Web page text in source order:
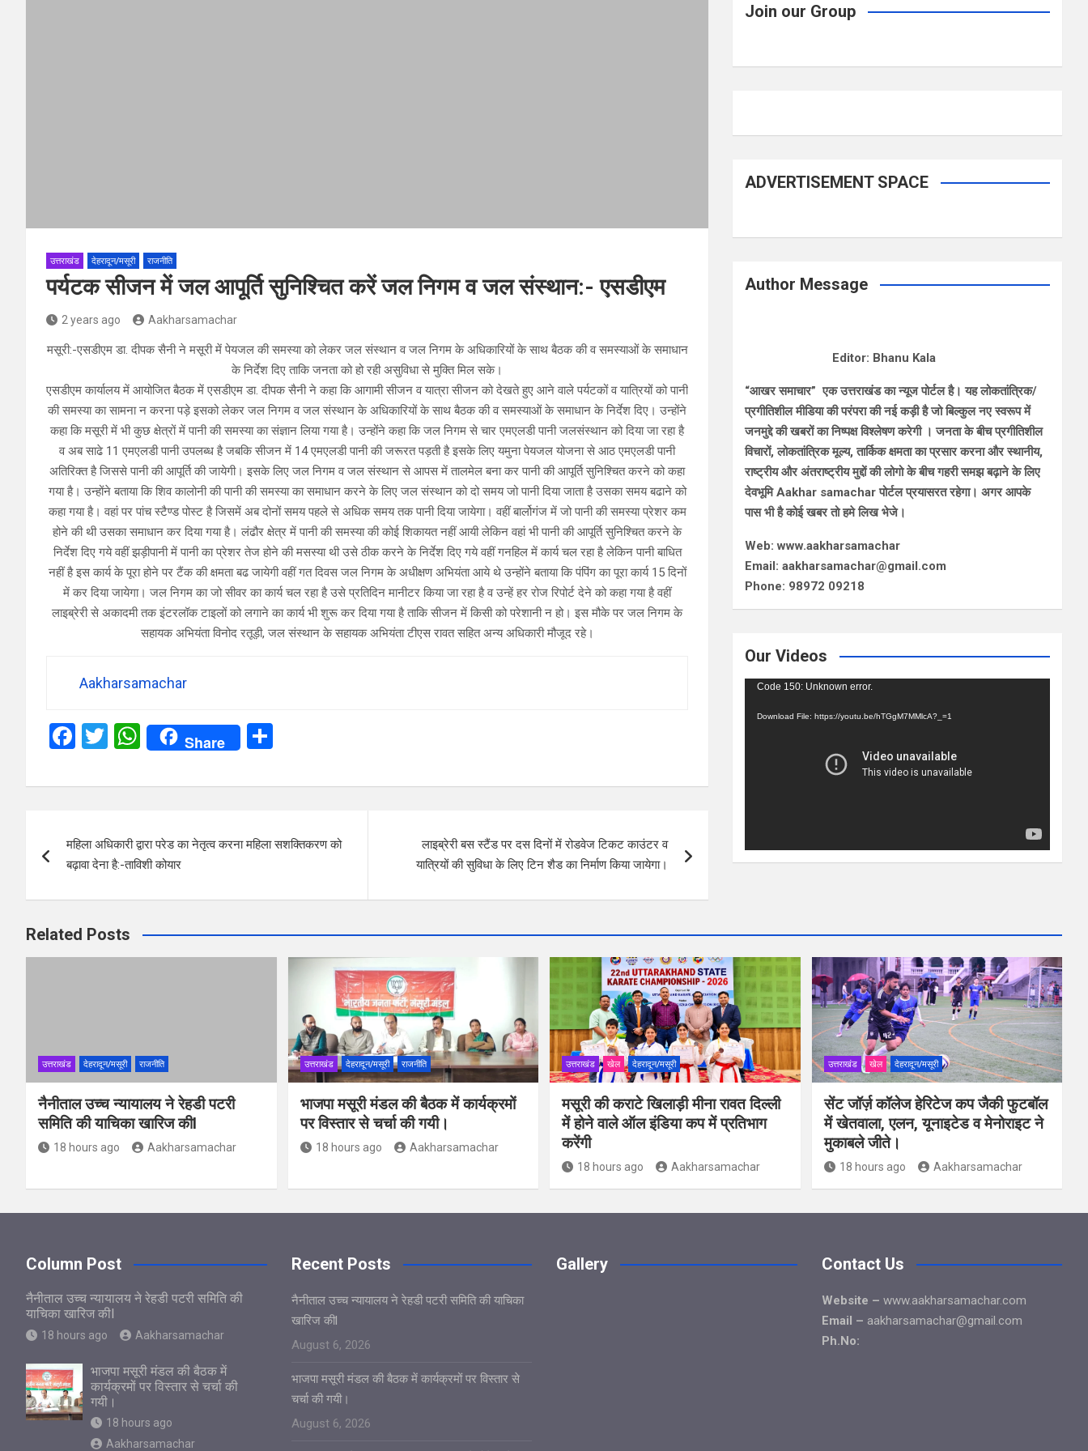
उत्तराखंड देहरादून/मसूरी राजनीति
पर्यटक सीजन में जल आपूर्ति सुनिश्चित करें जल निगम व जल संस्थान:- एसडीएम
2 years ago Aakharsamachar
मसूरी:-एसडीएम डा. दीपक सैनी ने मसूरी में पेयजल की समस्या को लेकर जल संस्थान व जल निगम के अधिकारियों के साथ बैठक की व समस्याओं के समाधान
के निर्देश दिए ताकि जनता को हो रही असुविधा से मुक्ति मिल सके।
एसडीएम कार्यालय में आयोजित बैठक में एसडीएम डा. दीपक सैनी ने कहा कि आगामी सीजन व यात्रा सीजन को देखते हुए आने वाले पर्यटकों व यात्रियों को पानी
की समस्या का सामना न करना पड़े इसको लेकर जल निगम व जल संस्थान के अधिकारियों के साथ बैठक की व समस्याओं के समाधान के निर्देश दिए। उन्होंने
कहा कि मसूरी में भी कुछ क्षेत्रों में पानी की समस्या का संज्ञान लिया गया है। उन्होंने कहा कि जल निगम से चार एमएलडी पानी जलसंस्थान को दिया जा रहा है
व अब साढे 11 एमएलडी पानी उपलब्ध है जबकि सीजन में 14 एमएलडी पानी की जरूरत पड़ती है इसके लिए यमुना पेयजल योजना से आठ एमएलडी पानी
अतिरिक्त है जिससे पानी की आपूर्ति की जायेगी। इसके लिए जल निगम व जल संस्थान से आपस में तालमेल बना कर पानी की आपूर्ति सुनिश्चित करने को कहा
गया है। उन्होंने बताया कि शिव कालोनी की पानी की समस्या का समाधान करने के लिए जल संस्थान को दो समय जो पानी दिया जाता है उसका समय बढाने को
कहा गया है। वहां पर पांच स्टैण्ड पोस्ट है जिसमें अब दोनों समय पहले से अधिक समय तक पानी दिया जायेगा। वहीं बार्लोगंज में जो पानी की समस्या प्रेशर कम
होने की थी उसका समाधान कर दिया गया है। लंढौर क्षेत्र में पानी की समस्या की कोई शिकायत नहीं आयी लेकिन वहां भी पानी की आपूर्ति सुनिश्चित करने के
निर्देश दिए गये वहीं झड़ीपानी में पानी का प्रेशर तेज होने की मसस्या थी उसे ठीक करने के निर्देश दिए गये वहीं गनहिल में कार्य चल रहा है लेकिन पानी बाधित
नहीं है इस कार्य के पूरा होने पर टैंक की क्षमता बढ जायेगी वहीं गत दिवस जल निगम के अधीक्षण अभियंता आये थे उन्होंने बताया कि पंपिंग का पूरा कार्य 15 दिनों
में कर दिया जायेगा। जल निगम का जो सीवर का कार्य चल रहा है उसे प्रतिदिन मानीटर किया जा रहा है व उन्हें हर रोज रिपोर्ट देने को कहा गया है वहीं
लाइब्रेरी से अकादमी तक इंटरलॉक टाइलों को लगाने का कार्य भी शुरू कर दिया गया है ताकि सीजन में किसी को परेशानी न हो। इस मौके पर जल निगम के
सहायक अभियंता विनोद रतूड़ी, जल संस्थान के सहायक अभियंता टीएस रावत सहित अन्य अधिकारी मौजूद रहे।
Aakharsamachar
F
ce
o
o
k
T
tt
W
at
A
p
p
Share
ar
navigation
महिला अधिकारी द्वारा परेड का नेतृत्व करना महिला सशक्तिकरण को
बढ़ावा देना है:-ताविशी कोयार
लाइब्रेरी बस स्टैंड पर दस दिनों में रोडवेज टिकट काउंटर व
यात्रियों की सुविधा के लिए टिन शैड का निर्माण किया जायेगा।
Join our Group
ADVERTISEMENT SPACE
Author Message
Editor: Bhanu Kala
“आखर समाचार” एक उत्तराखंड का न्यूज पोर्टल है। यह लोकतांत्रिक/
प्रगीतिशील मीडिया की परंपरा की नई कड़ी है जो बिल्कुल नए स्वरूप में
जनमुद्दे की खबरों का निष्पक्ष विश्लेषण करेगी । जनता के बीच प्रगीतिशील
विचारों, लोकतांत्रिक मूल्य, तार्किक क्षमता का प्रसार करना और स्थानीय,
राष्ट्रीय और अंतराष्ट्रीय मुद्दों की लोगो के बीच गहरी समझ बढ़ाने के लिए
देवभूमि Aakhar samachar पोर्टल प्रयासरत रहेगा। अगर आपके
पास भी है कोई खबर तो हमे लिख भेजे।
Web: www.aakharsamachar
Email: aakharsamachar@gmail.com
Phone: 98972 09218
Our Videos
Video
Code 150: Unknown error.
Download File: https://youtu.be/hTGgM7MMlcA?_=1
Related Posts
उत्तराखंड देहरादून/मसूरी राजनीति
नैनीताल उच्च न्यायालय ने रेहडी पटरी
समिति की याचिका खारिज कीl
18 hours ago Aakharsamachar
उत्तराखंड देहरादून/मसूरी राजनीति
भाजपा मसूरी मंडल की बैठक में कार्यक्रमों
पर विस्तार से चर्चा की गयी।
18 hours ago Aakharsamachar
उत्तराखंड खेल देहरादून/मसूरी
मसूरी की कराटे खिलाड़ी मीना रावत दिल्ली
में होने वाले ऑल इंडिया कप में प्रतिभाग
करेंगी
18 hours ago Aakharsamachar
उत्तराखंड खेल देहरादून/मसूरी
सेंट जॉर्ज़ कॉलेज हेरिटेज कप जैकी फुटबॉल
में खेतवाला, एलन, यूनाइटेड व मेनोराइट ने
मुकाबले जीते।
18 hours ago Aakharsamachar
Column Post
नैनीताल उच्च न्यायालय ने रेहडी पटरी समिति की
याचिका खारिज कीl
18 hours ago Aakharsamachar
भाजपा मसूरी मंडल की बैठक में
कार्यक्रमों पर विस्तार से चर्चा की
गयी।
18 hours ago
Aakharsamachar
Recent Posts
नैनीताल उच्च न्यायालय ने रेहडी पटरी समिति की याचिका
खारिज कीl
August 6, 2026
भाजपा मसूरी मंडल की बैठक में कार्यक्रमों पर विस्तार से
चर्चा की गयी।
August 6, 2026
Gallery Contact Us
Website – www.aakharsamachar.com
Email – aakharsamachar@gmail.com
Ph.No: